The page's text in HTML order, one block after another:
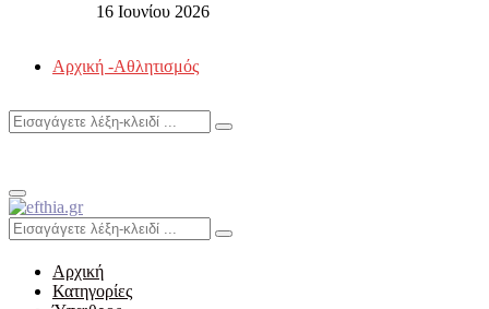
16 Ιουνίου 2026
Αρχική -Αθλητισμός
Search
Search
Primary
Menu
Search
for:
Search
Αρχική
Κατηγορίες